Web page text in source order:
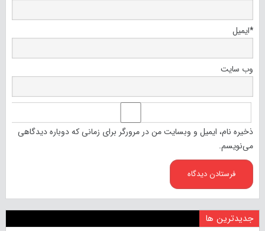
ایمیل*
وب‌ سایت
ذخیره نام، ایمیل و وبسایت من در مرورگر برای زمانی که دوباره دیدگاهی
می‌نویسم.
جدیدترین ها